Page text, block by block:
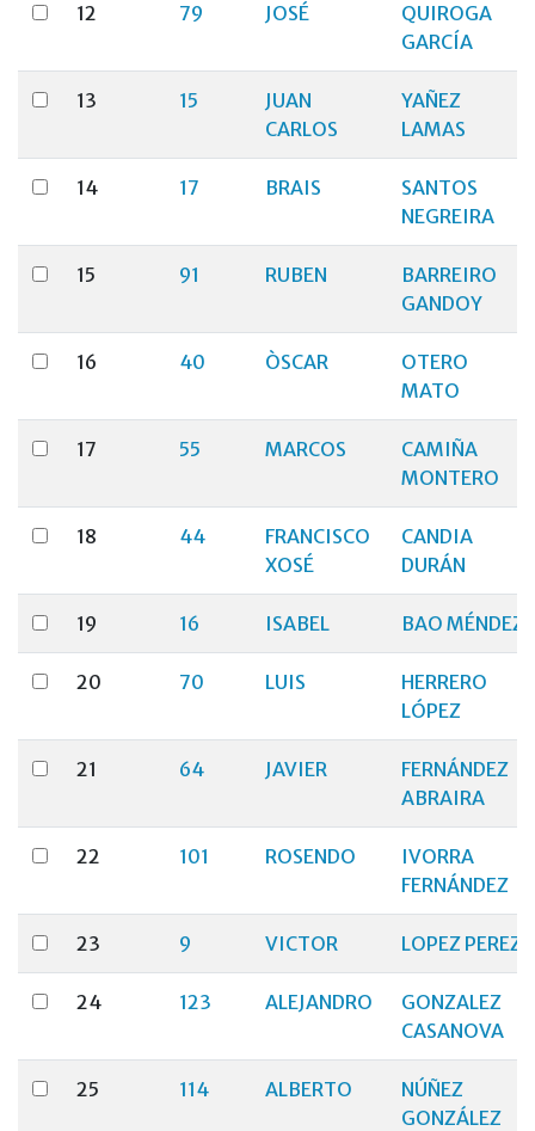
12 79 JOSÉ
QUIROGA
GARCÍA
13 15
JUAN
CARLOS
YAÑEZ
LAMAS
14 17 BRAIS
SANTOS
NEGREIRA
15 91 RUBEN
BARREIRO
GANDOY
16 40 ÒSCAR
OTERO
MATO
17 55 MARCOS
CAMIÑA
MONTERO
18 44
FRANCISCO
XOSÉ
CANDIA
DURÁN
19 16 ISABEL BAO MÉNDEZ
20 70 LUIS
HERRERO
LÓPEZ
21 64 JAVIER
FERNÁNDEZ
ABRAIRA
22 101 ROSENDO
IVORRA
FERNÁNDEZ
23 9 VICTOR LOPEZ PEREZ
24 123 ALEJANDRO
GONZALEZ
CASANOVA
25 114 ALBERTO
NÚÑEZ
GONZÁLEZ